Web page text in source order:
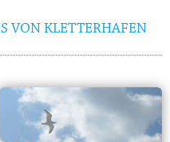
VON KLETTERHAFEN